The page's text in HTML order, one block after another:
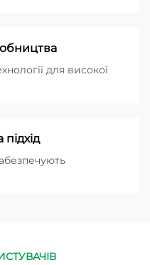
для високої